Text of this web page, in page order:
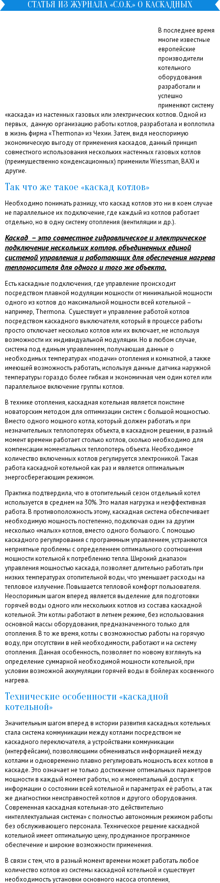
СТАТЬЯ ИЗ ЖУРНАЛА «С.О.К.» О КАСКАДНЫХ
В последнее время
многие известные
европейские
производители
котельного
оборудования
разработали и
успешно
применяют систему
«каскада» из настенных газовых или электрических котлов. Одной из
первых, данную организацию работы котлов, разработала и воплотила
в жизнь фирма «Thermona» из Чехии. Затем, видя неоспоримую
экономическую выгоду от применения каскадов, данный принцип
совместного использования нескольких настенных газовых котлов
(преимущественно конденсационных) применили Wiessman, BAXI и
другие.
Так что же такое «каскад котлов»
Необходимо понимать разницу, что каскад котлов это ни в коем случае
не параллельное их подключение, где каждый из котлов работает
отдельно, но в одну систему отопления (вентиляции и др.).
Каскад – это совместное гидравлическое и электрическое
подключение нескольких котлов, объединенных единой
системой управления и работающих для обеспечения нагрева
теплоносителя для одного и того же объекта.
Есть каскадные подключения, где управление происходит
посредством плавной модуляции мощности от минимальной мощности
одного из котлов до максимальной мощности всей котельной –
например, Thermona. Существует и управление работой котлов
посредством каскадного выключателя, который в процессе работы
просто отключает несколько котлов или их включает, не используя
возможности их индивидуальной модуляции. Но в любом случае,
система под единым управлением, получающая данные о
необходимых температурах «подачи» отопления и комнатной, а также
имеющей возможность работать, используя данные датчика наружной
температуры гораздо более гибкая и экономичная чем один котел или
параллельное включение группы котлов.
В технике отопления, каскадная котельная является поистине
новаторским методом для оптимизации систем с большой мощностью.
Вместо одного мощного котла, который должен работать и при
незначительных теплопотерях объекта, в каскадном решении, в разный
момент времени работает столько котлов, сколько необходимо для
компенсации моментальных теплопотерь объекта. Необходимое
количество включенных котлов регулируется электроникой. Такая
работа каскадной котельной как раз и является оптимальным
энергосберегающим режимом.
Практика подтвердила, что в отопительный сезон отдельный котел
используется в среднем на 30%. Это малая нагрузка и неэффективная
работа. В противоположность этому, каскадная система обеспечивает
необходимую мощность постепенно, подключая один за другим
несколько «малых» котлов, вместо одного большого. С помощью
каскадного регулирования с программным управлением, устраняются
неприятные проблемы с определением оптимального соотношения
мощности котельной к потреблению тепла. Широкий диапазон
управления мощностью каскада, позволяет длительно работать при
низких температурах отопительной воды, что уменьшает расходы на
тепловое излучение. Повышается тепловой комфорт пользователя.
Неоспоримым шагом вперед является выделение для подготовки
горячей воды одного или нескольких котлов из состава каскадной
котельной. Эти котлы работают в летнем режиме, без использования
основной массы оборудования, предназначенного только для
отопления. В то же время, котлы с возможностью работы на горячую
воду, при отсутствии в ней необходимости, работают и на систему
отопления. Данная особенность, позволяет по новому взглянуть на
определение суммарной необходимой мощности котельной, при
условии возможной аккумуляции горячей воды в бойлерах косвенного
нагрева.
Технические особенности «каскадной
котельной»
Значительным шагом вперед в истории развития каскадных котельных
стала система коммуникации между котлами посредством не
каскадного переключателя, а устройствами коммуникации
(интерфейсами), позволяющими обмениваться информацией между
котлами и одновременно плавно регулировать мощность всех котлов в
каскаде. Это означает не только достижение оптимальных параметров
мощности в каждый момент работы, но и моментальный доступ к
информации о состоянии всей котельной и параметрах её работы, а так
же диагностики неисправностей котлов и другого оборудования.
Современная каскадная котельная-это действительно
«интеллектуальная система» с полностью автономным режимом работы
без обслуживающего персонала. Техническое решение каскадной
котельной имеет оптимальную цену, продуманное программное
обеспечение и широкие возможности применения.
В связи с тем, что в разный момент времени может работать любое
количество котлов из системы каскадной котельной и существует
необходимость установки основного насоса отопления,